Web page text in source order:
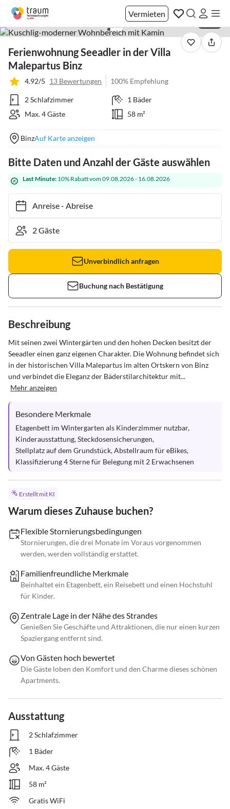
Vermieten
Ferienwohnung Seeadler in der Villa
Malepartus Binz
4.92/5 13 Bewertungen 100% Empfehlung
2 Schlafzimmer
1 Bäder
Max. 4 Gäste
58 m²
BinzAuf Karte anzeigen
Bitte Daten und Anzahl der Gäste auswählen
Last Minute: 10% Rabatt vom 09.08.2026 - 16.08.2026
Anreise- Abreise
Unverbindlich anfragen
Buchung nach Bestätigung
Beschreibung
Mit seinen zwei Wintergärten und den hohen Decken besitzt der
Seeadler einen ganz eigenen Charakter. Die Wohnung befindet sich
in der historischen Villa Malepartus im alten Ortskern von Binz
und verbindet die Eleganz der Bäderstilarchitektur mit...
Mehr anzeigen
Besondere Merkmale
Etagenbett im Wintergarten als Kinderzimmer nutzbar,
Kinderausstattung, Steckdosensicherungen,
Stellplatz auf dem Grundstück, Abstellraum für eBikes,
Klassifizierung 4 Sterne für Belegung mit 2 Erwachsenen
Erstellt mit KI
Warum dieses Zuhause buchen?
Flexible Stornierungsbedingungen
Stornierungen, die drei Monate im Voraus vorgenommen
werden, werden vollständig erstattet.
Familienfreundliche Merkmale
Beinhaltet ein Etagenbett, ein Reisebett und einen Hochstuhl
für Kinder.
Zentrale Lage in der Nähe des Strandes
Genießen Sie Geschäfte und Attraktionen, die nur einen kurzen
Spaziergang entfernt sind.
Von Gästen hoch bewertet
Die Gäste loben den Komfort und den Charme dieses schönen
Apartments.
Ausstattung
2 Schlafzimmer
1 Bäder
Max. 4 Gäste
58 m²
Gratis WiFi